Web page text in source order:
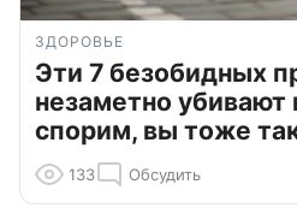
ЗДОРОВЬЕ
Эти 7 безобидных
незаметно
спорим, вы тоже
133 Обсудить